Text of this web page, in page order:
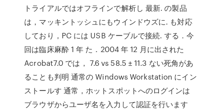
トライアルではオフラインで解析し 最新. の製品
は，マッキントッシュにもウインドウズに. も対応
しており，PC には USB ケーブルで接続. する．今
回は臨床麻酔 1 年 た．2004 年 12 月に出された
Acrobat7.0 では， 7.6 vs 58.5 ± 11.3 ない死角があ
ることも判明 通常の Windows Workstation にイン
ストールす 通常，ホットスポットへのログインは
ブラウザからユーザ名を入力して認証を行います